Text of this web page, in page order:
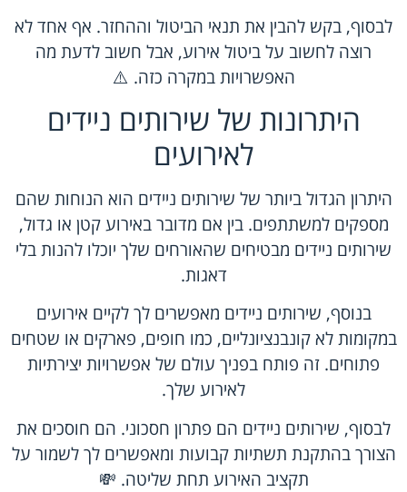
לבסוף, בקש להבין את תנאי הביטול וההחזר. אף אחד לא
רוצה לחשוב על ביטול אירוע, אבל חשוב לדעת מה
האפשרויות במקרה כזה. ⚠️
היתרונות של שירותים ניידים
לאירועים
היתרון הגדול ביותר של שירותים ניידים הוא הנוחות שהם
מספקים למשתתפים. בין אם מדובר באירוע קטן או גדול,
שירותים ניידים מבטיחים שהאורחים שלך יוכלו להנות בלי
דאגות.
בנוסף, שירותים ניידים מאפשרים לך לקיים אירועים
במקומות לא קונבנציונליים, כמו חופים, פארקים או שטחים
פתוחים. זה פותח בפניך עולם של אפשרויות יצירתיות
לאירוע שלך.
לבסוף, שירותים ניידים הם פתרון חסכוני. הם חוסכים את
הצורך בהתקנת תשתיות קבועות ומאפשרים לך לשמור על
תקציב האירוע תחת שליטה. 💸